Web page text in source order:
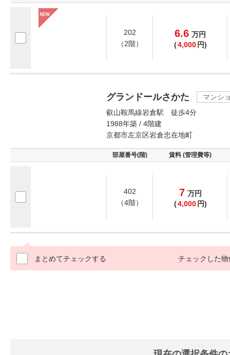
202
（2階）
6.6 万円
(4,000 円)
グランドールさかた
マンシ
叡山鞍馬線岩倉駅 徒歩4分
1988年築 / 4階建
京都市左京区岩倉忠在地町
部屋番号(階) 賃料 (管理費等)
402
（4階）
7 万円
(4,000 円)
まとめてチェックする チェックした物